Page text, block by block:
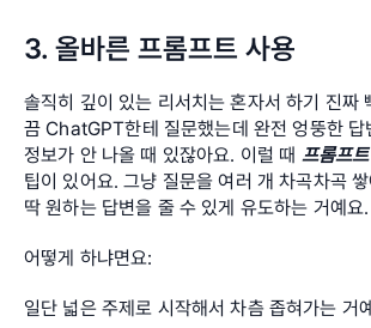
3. 올바른 프롬프트 사용
솔직히 깊이 있는 리서치는 혼자서 하기 진짜
끔 ChatGPT한테 질문했는데 완전 엉뚱한 답
정보가 안 나올 때 있잖아요. 이럴 때 프롬프
팁이 있어요. 그냥 질문을 여러 개 차곡차곡
딱 원하는 답변을 줄 수 있게 유도하는 거예요.
어떻게 하냐면요:
일단 넓은 주제로 시작해서 차츰 좁혀가는 거